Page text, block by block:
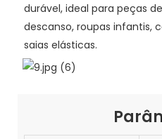
durável, ideal para peças
descanso, roupas infantis,
saias elásticas.